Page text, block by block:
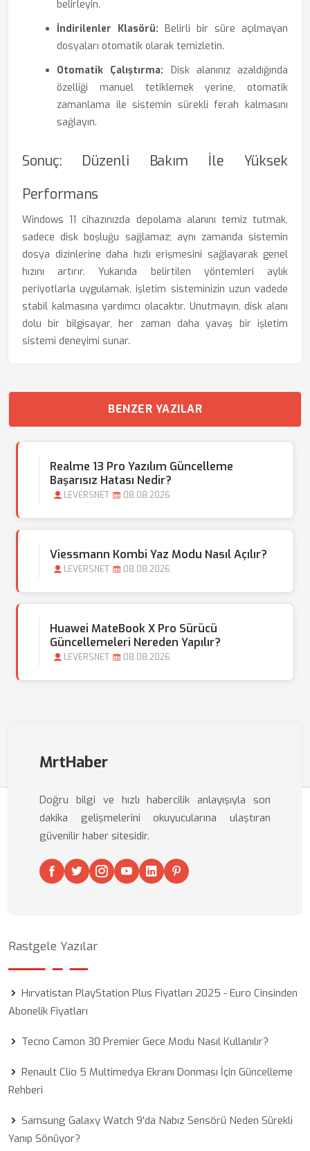
belirleyin.
İndirilenler Klasörü: Belirli bir süre açılmayan
dosyaları otomatik olarak temizletin.
Otomatik Çalıştırma: Disk alanınız azaldığında
özelliği manuel tetiklemek yerine, otomatik
zamanlama ile sistemin sürekli ferah kalmasını
sağlayın.
Sonuç: Düzenli Bakım İle Yüksek
Performans
Windows 11 cihazınızda depolama alanını temiz tutmak,
sadece disk boşluğu sağlamaz; aynı zamanda sistemin
dosya dizinlerine daha hızlı erişmesini sağlayarak genel
hızını artırır. Yukarıda belirtilen yöntemleri aylık
periyotlarla uygulamak, işletim sisteminizin uzun vadede
stabil kalmasına yardımcı olacaktır. Unutmayın, disk alanı
dolu bir bilgisayar, her zaman daha yavaş bir işletim
sistemi deneyimi sunar.
BENZER YAZILAR
Realme 13 Pro Yazılım Güncelleme
Başarısız Hatası Nedir?
LEVERSNET 08.08.2026
Viessmann Kombi Yaz Modu Nasıl Açılır?
LEVERSNET 08.08.2026
Huawei MateBook X Pro Sürücü
Güncellemeleri Nereden Yapılır?
LEVERSNET 08.08.2026
MrtHaber
Doğru bilgi ve hızlı habercilik anlayışıyla son
dakika gelişmelerini okuyucularına ulaştıran
güvenilir haber sitesidir.
Rastgele Yazılar
Hırvatistan PlayStation Plus Fiyatları 2025 - Euro Cinsinden
Abonelik Fiyatları
Tecno Camon 30 Premier Gece Modu Nasıl Kullanılır?
Renault Clio 5 Multimedya Ekranı Donması İçin Güncelleme
Rehberi
Samsung Galaxy Watch 9'da Nabız Sensörü Neden Sürekli
Yanıp Sönüyor?